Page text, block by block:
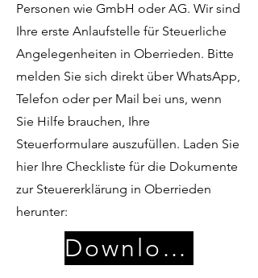
Personen wie GmbH oder AG. Wir sind
Ihre erste Anlaufstelle für Steuerliche
Angelegenheiten in Oberrieden. Bitte
melden Sie sich direkt über WhatsApp,
Telefon oder per Mail bei uns, wenn
Sie Hilfe brauchen, Ihre
Steuerformulare auszufüllen. Laden Sie
hier Ihre Checkliste für die Dokumente
zur Steuererklärung in Oberrieden
herunter:
Download